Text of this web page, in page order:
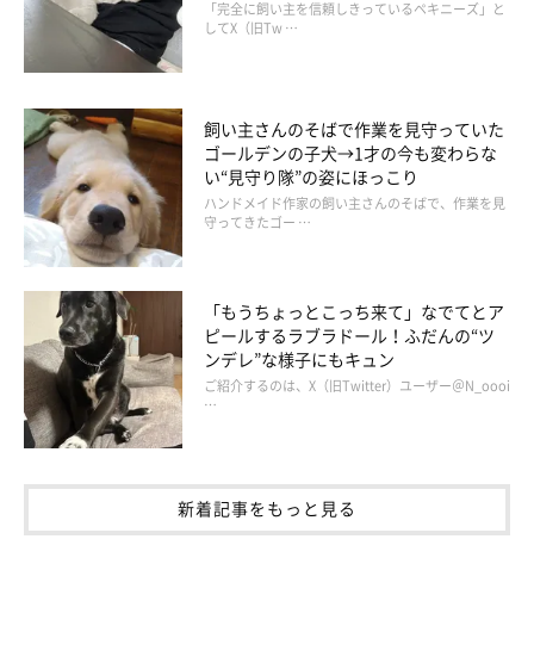
「完全に飼い主を信頼しきっているペキニーズ」と
してX（旧Tw …
飼い主さんのそばで作業を見守っていた
ゴールデンの子犬→1才の今も変わらな
い“見守り隊”の姿にほっこり
ハンドメイド作家の飼い主さんのそばで、作業を見
守ってきたゴー …
「もうちょっとこっち来て」なでてとア
ピールするラブラドール！ふだんの“ツ
ンデレ”な様子にもキュン
ご紹介するのは、X（旧Twitter）ユーザー＠N_oooi
…
新着記事をもっと見る